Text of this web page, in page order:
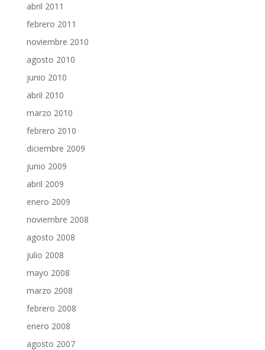
abril 2011
febrero 2011
noviembre 2010
agosto 2010
junio 2010
abril 2010
marzo 2010
febrero 2010
diciembre 2009
junio 2009
abril 2009
enero 2009
noviembre 2008
agosto 2008
julio 2008
mayo 2008
marzo 2008
febrero 2008
enero 2008
agosto 2007